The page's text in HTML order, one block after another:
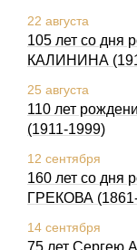
22 августа
105 лет со дня
КАЛИHИHА
25 августа
110 лет
(1911-1999)
12 сентября
160 лет со дня
ГРЕКОВА
14 сентября
75 лет Сергею